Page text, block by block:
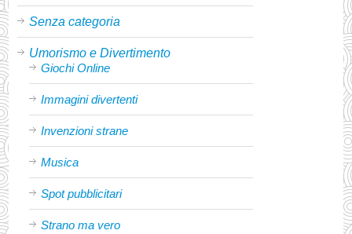
Senza categoria
Umorismo e Divertimento
Giochi Online
Immagini divertenti
Invenzioni strane
Musica
Spot pubblicitari
Strano ma vero